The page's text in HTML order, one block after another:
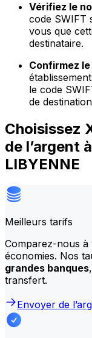
Vérifiez le
code SWIFT
vous que
destinataire.
Confirmez
le code
de
Choisissez
de l’argent
LIBYENNE
Meilleurs tarifs
Comparez-nous
économies. Nos
grandes banques
transfert.
Envoyer de